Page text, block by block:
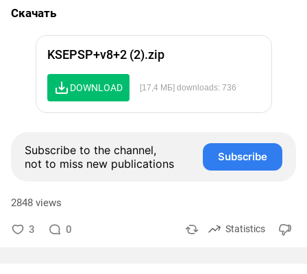
Скачать
KSEPSP+v8+2 (2).zip
DOWNLOAD [17,4 МБ] downloads: 736
Subscribe to the channel,
not to miss new publications
Subscribe
2848 views
3 0 Statistics